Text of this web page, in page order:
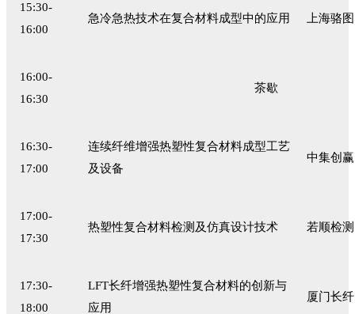
15:30-
16:00
急冷急热技术在复合材料成型中的应用 上海骆图
16:00-
16:30
茶歇
16:30-
17:00
连续纤维增强热塑性复合材料成型工艺
及设备
中集创赢
17:00-
17:30
热塑性复合材料检测及仿真设计技术 若顺检测
17:30-
18:00
LFT长纤增强热塑性复合材料的创新与
应用
厦门长纤